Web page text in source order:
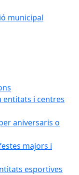
municipal
entitats i centres
aniversaris o
majors i
esportives